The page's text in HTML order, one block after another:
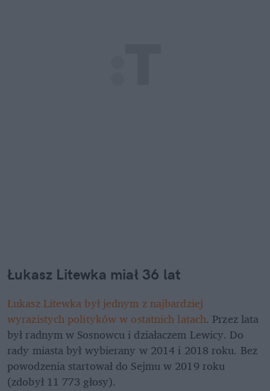
Łukasz Litewka miał 36 lat
Łukasz Litewka był jednym z najbardziej
wyrazistych polityków w ostatnich latach. Przez lata
był radnym w Sosnowcu i działaczem Lewicy. Do
rady miasta był wybierany w 2014 i 2018 roku. Bez
powodzenia startował do Sejmu w 2019 roku
(zdobył 11 773 głosy).